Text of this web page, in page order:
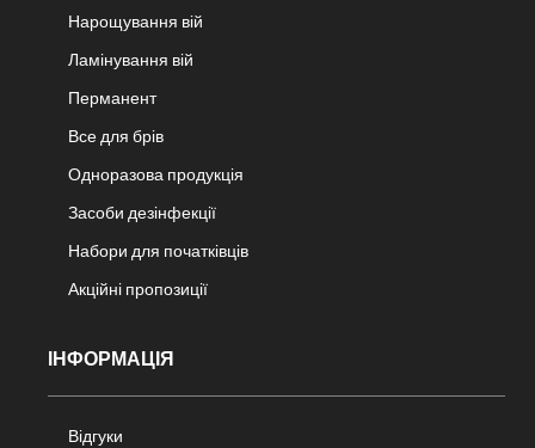
Нарощування вій
Ламінування вій
Перманент
Все для брів
Одноразова продукція
Засоби дезінфекції
Набори для початківців
Акційні пропозиції
ІНФОРМАЦІЯ
Відгуки